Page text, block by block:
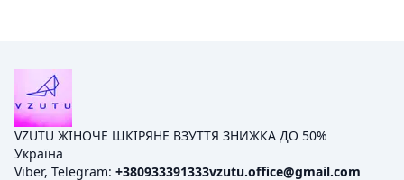
VZUTU ЖІНОЧЕ ШКІРЯНЕ ВЗУТТЯ ЗНИЖКА ДО 50%
Україна
Viber, Telegram: +380933391333vzutu.office@gmail.com